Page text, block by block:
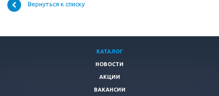
Вернуться к списку
КАТАЛОГ
НОВОСТИ
АКЦИИ
ВАКАНСИИ